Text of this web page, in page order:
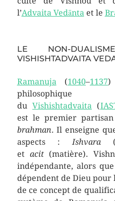
l’Advaita Vedāntaet le
LE NON-
VISHISHTADVAITA
Ramanuja(1040–1137)
philosophique
duVishishtadvaita (
est le premier
brahman. Il enseigne
aspects :Ishvara
et acit(matière).
indépendante, alors
dépendent de Dieu pour
de ce concept de